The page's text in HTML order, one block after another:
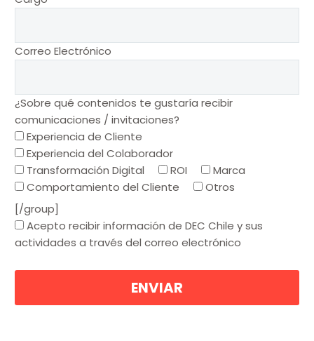
Correo Electrónico
¿Sobre qué contenidos te gustaría recibir
comunicaciones / invitaciones?
Experiencia de Cliente
Experiencia del Colaborador
Transformación Digital
ROI
Marca
Comportamiento del Cliente
Otros
[/group]
Acepto recibir información de DEC Chile y sus
actividades a través del correo electrónico